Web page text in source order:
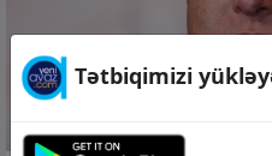
Tətbiqimizi